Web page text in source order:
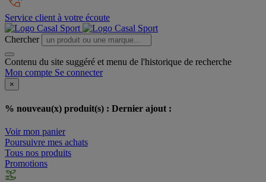
Service client à votre écoute
Chercher
Contenu du site suggéré et menu de l'historique de recherche
Mon compte Se connecter
×
% nouveau(x) produit(s) : Dernier ajout :
Voir mon panier
Poursuivre mes achats
Tous nos produits
Promotions